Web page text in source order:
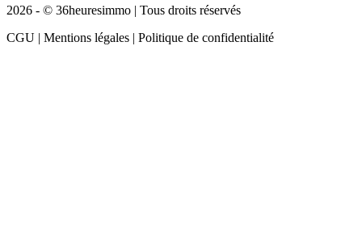
2026 - © 36heuresimmo | Tous droits réservés
CGU | Mentions légales | Politique de confidentialité